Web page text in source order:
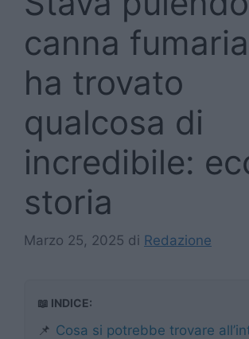
canna
ha trovato
qualcosa di
incredibile:
storia
Marzo 25, 2025 di Redazione
📖 INDICE:
📌 Cosa si potrebbe trovare